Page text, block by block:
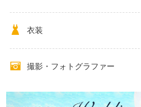
衣装
撮影・フォトグラファー